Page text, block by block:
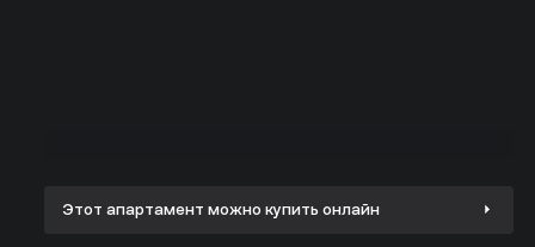
Этот апартамент можнокупить онлайн